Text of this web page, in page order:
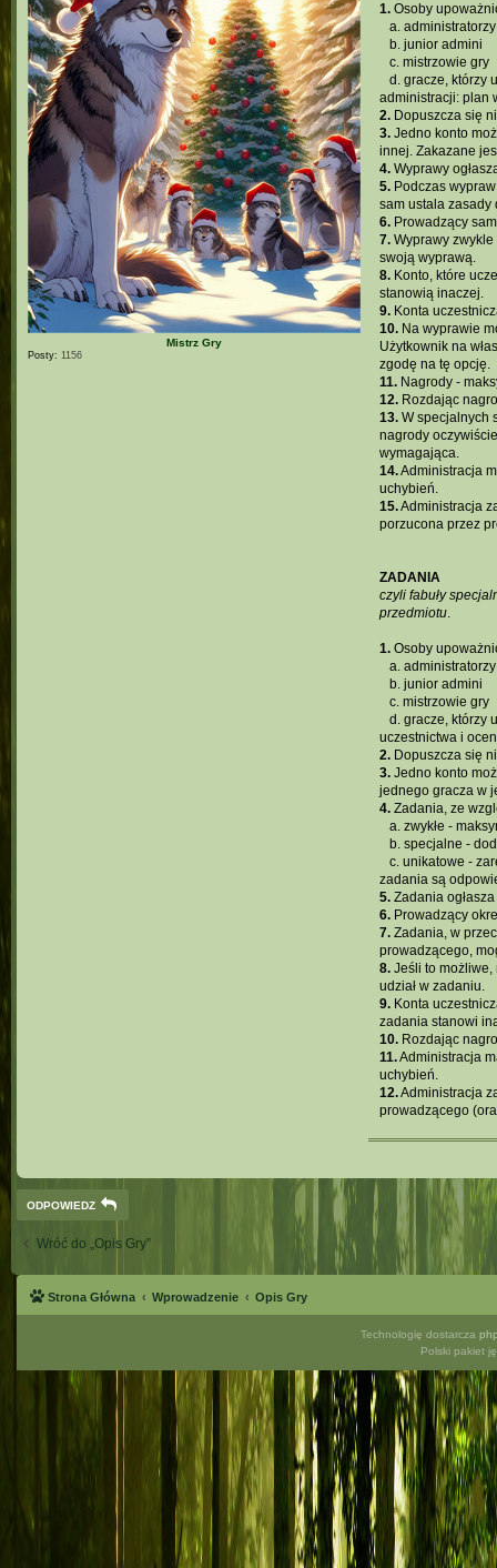
Mistrz Gry
Posty: 1156
1.Osoby
a. administratorzy
b. junior admini
c. mistrzowie gry
d. gracze, którzy
administracji: plan
2.Dopuszcza się
3.Jedno konto
innej. Zakazane
4.Wyprawy
5.Podczas wypraw
sam ustala zasady
6.Prowadzący
7.Wyprawy zwykle
swoją wyprawą.
8.Konto, które
stanowią inaczej.
9.Konta
10.Na wyprawie
Użytkownik na
zgodę na tę opcję.
11.Nagrody -
12.Rozdając
13.W specjalnych
nagrody
wymagająca.
14.Administracja
uchybień.
15.Administracja
porzucona przez
ZADANIA
czyli fabuły
przedmiotu.
1.Osoby
a. administratorzy
b. junior admini
c. mistrzowie gry
d. gracze, którzy
uczestnictwa i
2.Dopuszcza się
3.Jedno konto
jednego gracza w
4.Zadania, ze
a. zwykłe -
b. specjalne -
c. unikatowe -
zadania są
5.Zadania
6.Prowadzący
7.Zadania, w
prowadzącego,
8.Jeśli to możliwe,
udział w zadaniu.
9.Konta
zadania stanowi
10.Rozdając
11.Administracja
uchybień.
12.Administracja
prowadzącego
ODPOWIEDZ
Wróć do „Opis Gry”
Strona Główna Wprowadzenie Opis Gry
Technologię dostarcza
Polski pakiet